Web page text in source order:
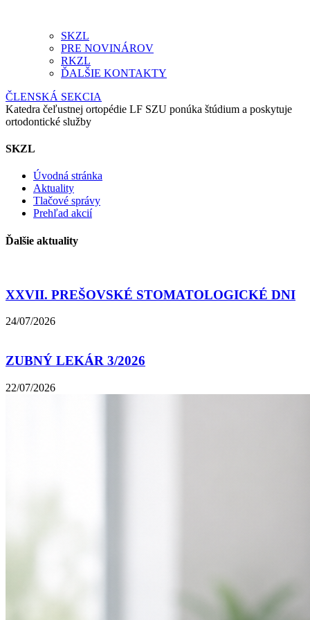
SKZL
PRE NOVINÁROV
RKZL
ĎALŠIE KONTAKTY
ČLENSKÁ SEKCIA
Katedra čeľustnej ortopédie LF SZU ponúka štúdium a poskytuje
ortodontické služby
SKZL
Úvodná stránka
Aktuality
Tlačové správy
Prehľad akcií
Ďalšie aktuality
XXVII. PREŠOVSKÉ STOMATOLOGICKÉ DNI
24/07/2026
ZUBNÝ LEKÁR 3/2026
22/07/2026